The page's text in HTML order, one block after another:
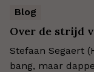
Blog
Over de strijd
Stefaan Segaert
bang, maar